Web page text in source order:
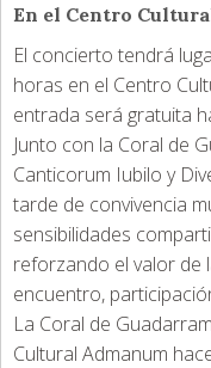
En el Centro
El concierto tendrá
horas en el Centro
entrada será gratuita
Junto con la Coral de
Canticorum Iubilo y
tarde de convivencia
sensibilidades
reforzando el valor de
encuentro,
La Coral de
Cultural Admanum